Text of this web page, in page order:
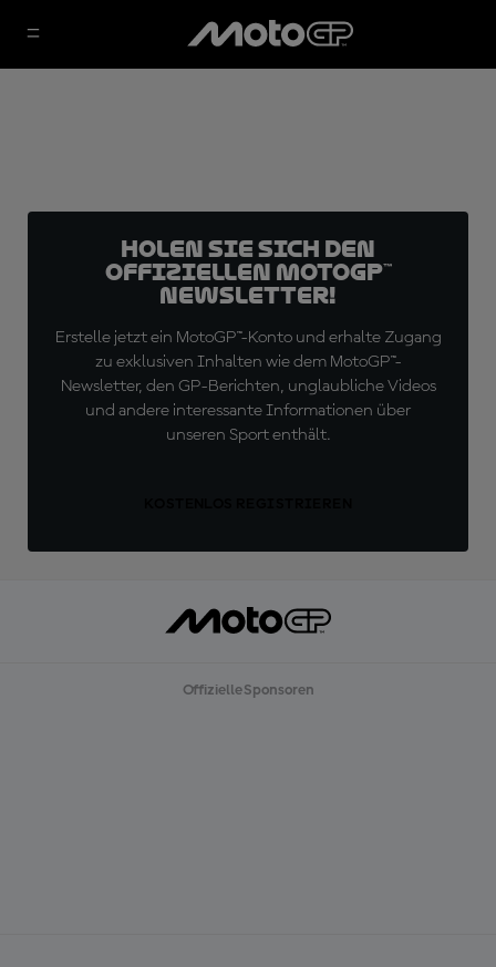
Holen Sie sich den
offiziellen MotoGP™
Newsletter!
Erstelle jetzt ein MotoGP™-Konto und erhalte Zugang
zu exklusiven Inhalten wie dem MotoGP™-
Newsletter, den GP-Berichten, unglaubliche Videos
und andere interessante Informationen über
unseren Sport enthält.
Offizielle Sponsoren